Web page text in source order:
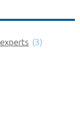
(3)